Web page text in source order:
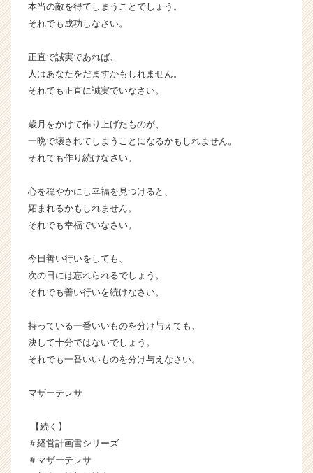
ト
が
活
サ
ト
チ
ア
リ
ア
（C
e
e
r
C
r
e
e
本当の敵を得てしまうことでしょう。
それでも成功しなさい。
正直で誠実であれば、
人はあなたをだますかもしれません。
それでも正直に誠実でいなさい。
歳月をかけて作り上げたものが、
一晩で壊されてしまうことになるかもしれません。
それでも作り続けなさい。
心を穏やかにし幸福を見つけると、
妬まれるかもしれません。
それでも幸福でいなさい。
今日善い行いをしても、
次の日には忘れられるでしょう。
それでも善い行いを続けなさい。
持っている一番いいものを分け与えても、
決して十分ではないでしょう。
それでも一番いいものを分け与えなさい。
マザーテレサ
【続く】
＃経営計画書シリーズ
＃マザーテレサ